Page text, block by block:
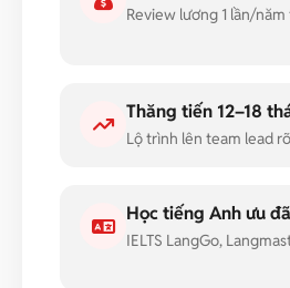
Review lương 1 lần/
Thăng tiến 12–18
Lộ trình lên team lead
Học tiếng Anh ưu
IELTS LangGo,